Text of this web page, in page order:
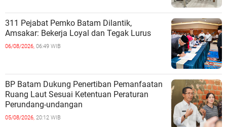
311 Pejabat Pemko Batam Dilantik,
Amsakar: Bekerja Loyal dan Tegak Lurus
06/08/2026, 06:49 WIB
BP Batam Dukung Penertiban Pemanfaatan
Ruang Laut Sesuai Ketentuan Peraturan
Perundang-undangan
05/08/2026, 20:12 WIB